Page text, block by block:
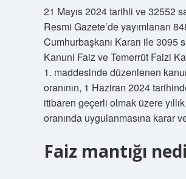
21 Mayıs 2024 tarihli ve 32552
Resmi Gazete’de yayımlanan
Cumhurbaşkanı Kararı ile 3095
Kanuni Faiz ve Temerrüt Faizi
1. maddesinde düzenlenen
oranının, 1 Haziran 2024
itibaren geçerli olmak üzere
oranında uygulanmasına karar
Faiz mantığı